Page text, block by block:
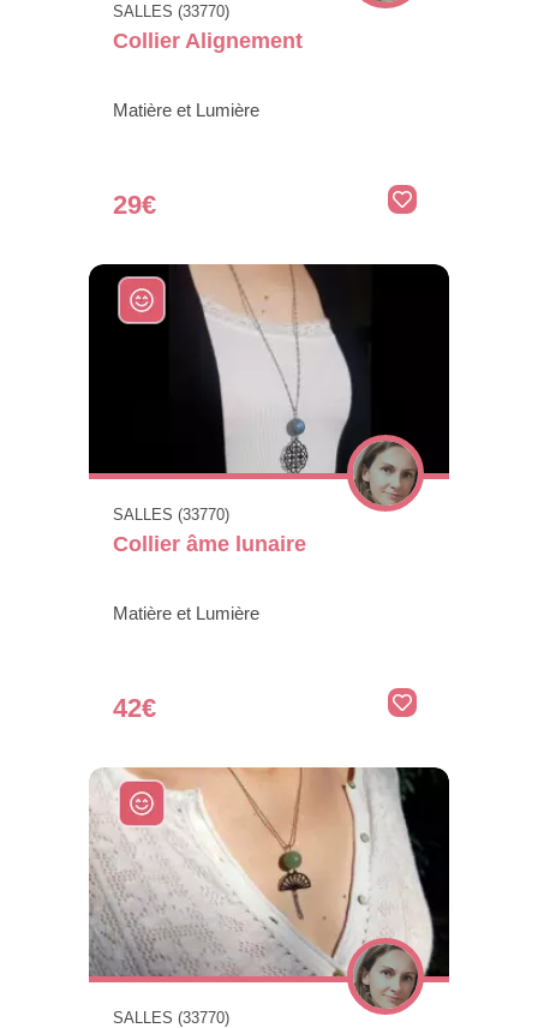
SALLES (33770)
Collier Alignement
Matière et Lumière
29€
SALLES (33770)
Collier âme lunaire
Matière et Lumière
42€
SALLES (33770)